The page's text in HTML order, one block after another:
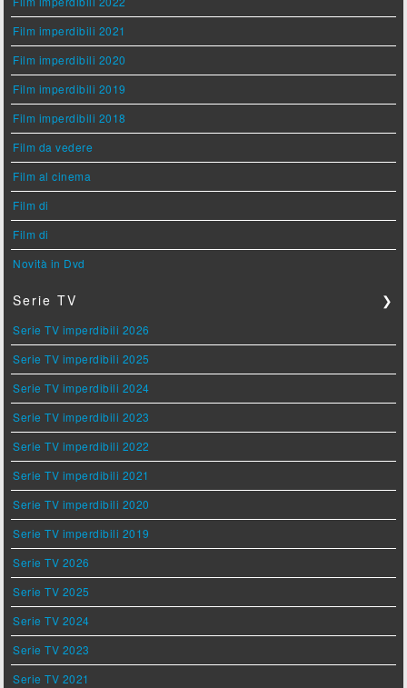
Film imperdibili 2021
Film imperdibili 2020
Film imperdibili 2019
Film imperdibili 2018
Film da vedere
Film al cinema
Film di
Film di
Novità in Dvd
Serie TV ❯
Serie TV imperdibili 2026
Serie TV imperdibili 2025
Serie TV imperdibili 2024
Serie TV imperdibili 2023
Serie TV imperdibili 2022
Serie TV imperdibili 2021
Serie TV imperdibili 2020
Serie TV imperdibili 2019
Serie TV 2026
Serie TV 2025
Serie TV 2024
Serie TV 2023
Serie TV 2021